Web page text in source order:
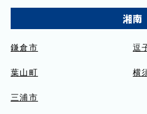
湘南
鎌倉市 逗
葉山町 横
三浦市